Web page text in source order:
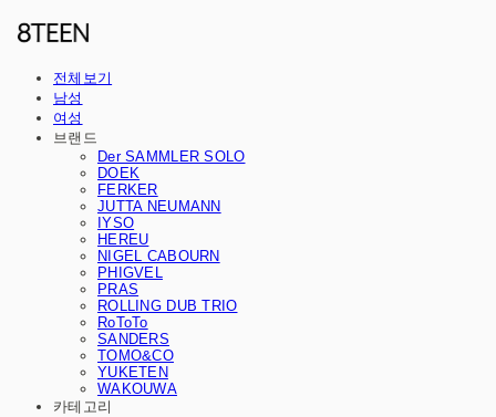
전체보기
남성
여성
브랜드
Der SAMMLER SOLO
DOEK
FERKER
JUTTA NEUMANN
IYSO
HEREU
NIGEL CABOURN
PHIGVEL
PRAS
ROLLING DUB TRIO
RoToTo
SANDERS
TOMO&CO
YUKETEN
WAKOUWA
카테고리